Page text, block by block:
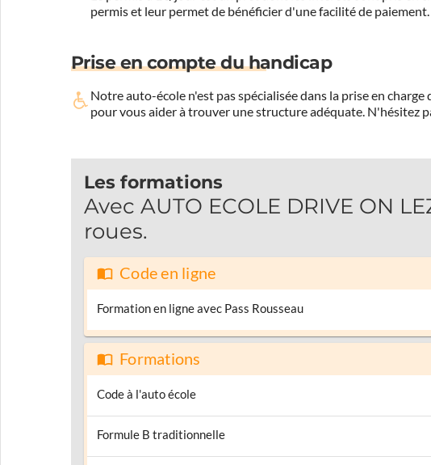
permis et leur permet de bénéficier d'une facilité de paiement.
Prise en compte du handicap
Notre auto-école n'est pas spécialisée dans la prise en
pour vous aider à trouver une structure adéquate. N'hésitez
Les formations
Avec AUTO ECOLE DRIVE ON
roues.
Code en ligne
Formation en ligne avec Pass Rousseau
Formations
Code à l'auto école
Formule B traditionnelle